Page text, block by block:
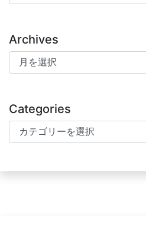
Archives
Archives
Categories
Categories